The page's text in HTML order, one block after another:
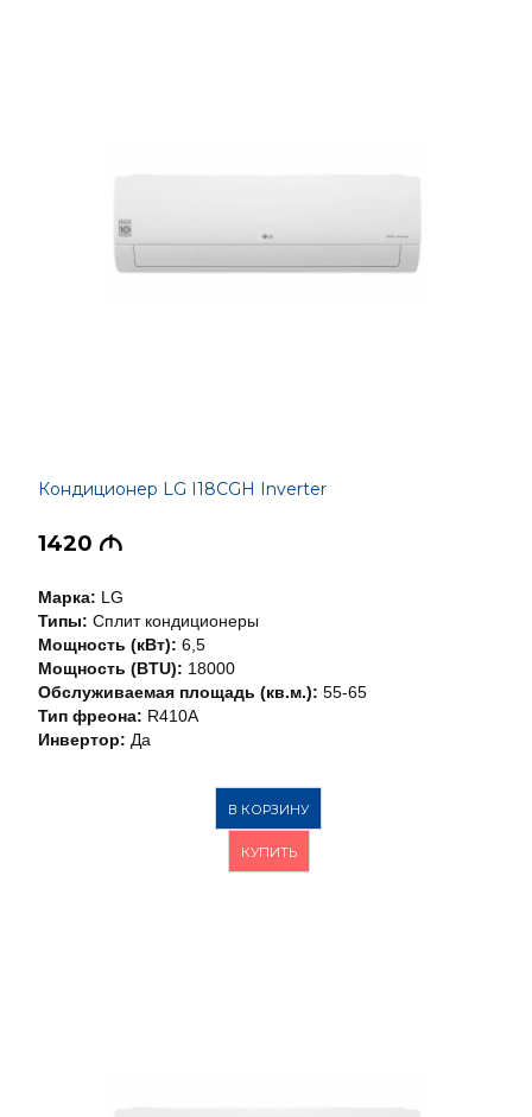
Кондиционер LG I18CGH Inverter
1420 M
Марка: LG
Типы: Сплит кондиционеры
Мощность (кВт): 6,5
Мощность (BTU): 18000
Обслуживаемая площадь (кв.м.): 55-65
Тип фреона: R410A
Инвертор: Да
В КОРЗИНУ
КУПИТЬ